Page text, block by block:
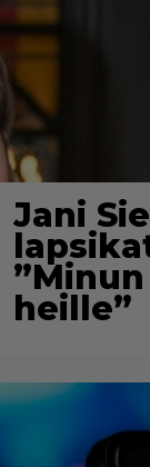
Jani
heille”